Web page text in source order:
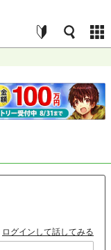
ログインして話してみる